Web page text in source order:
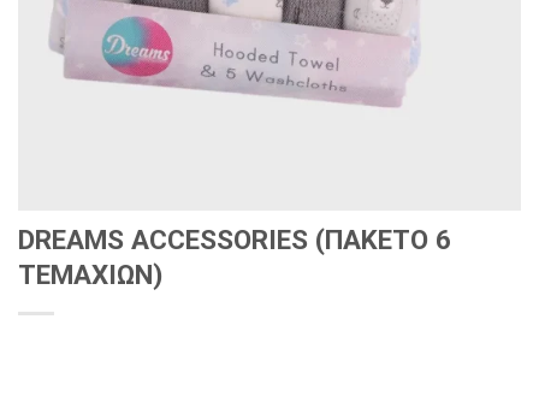
DREAMS ACCESSORIES (ΠΑΚΕΤΟ 6
ΤΕΜΑΧΙΩΝ)